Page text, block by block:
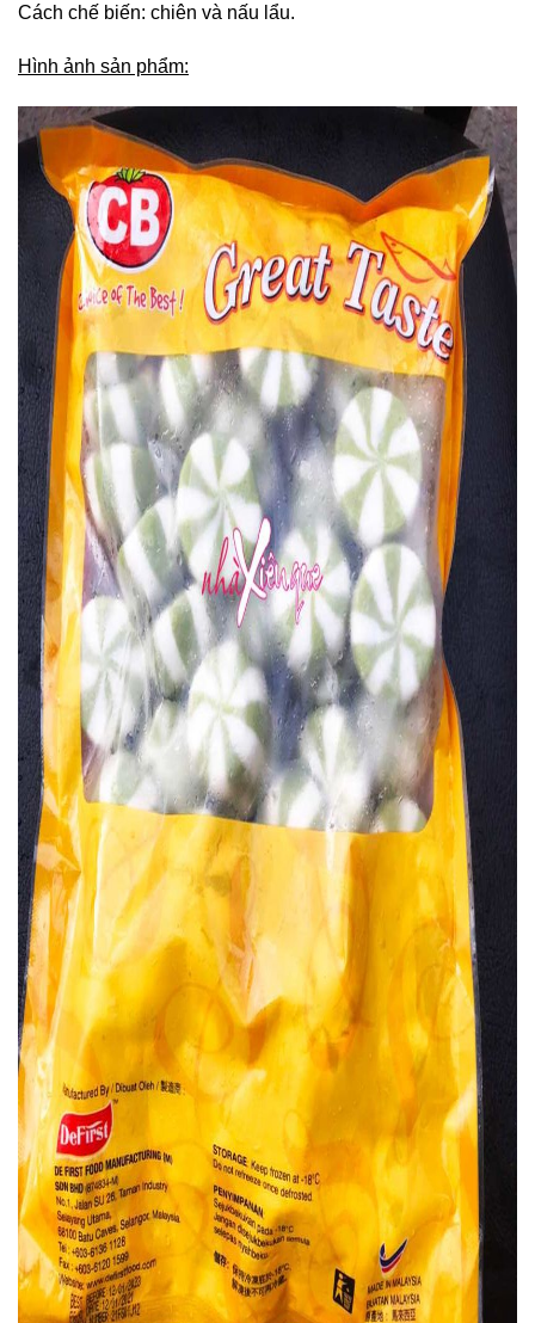
Cách chế biến: chiên và nấu lẩu.
Hình ảnh sản phẩm: